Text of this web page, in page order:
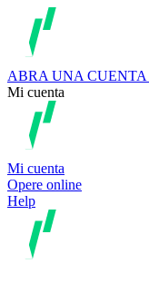
ABRA UNA CUENTA
Mi cuenta
Mi cuenta
Opere online
Help